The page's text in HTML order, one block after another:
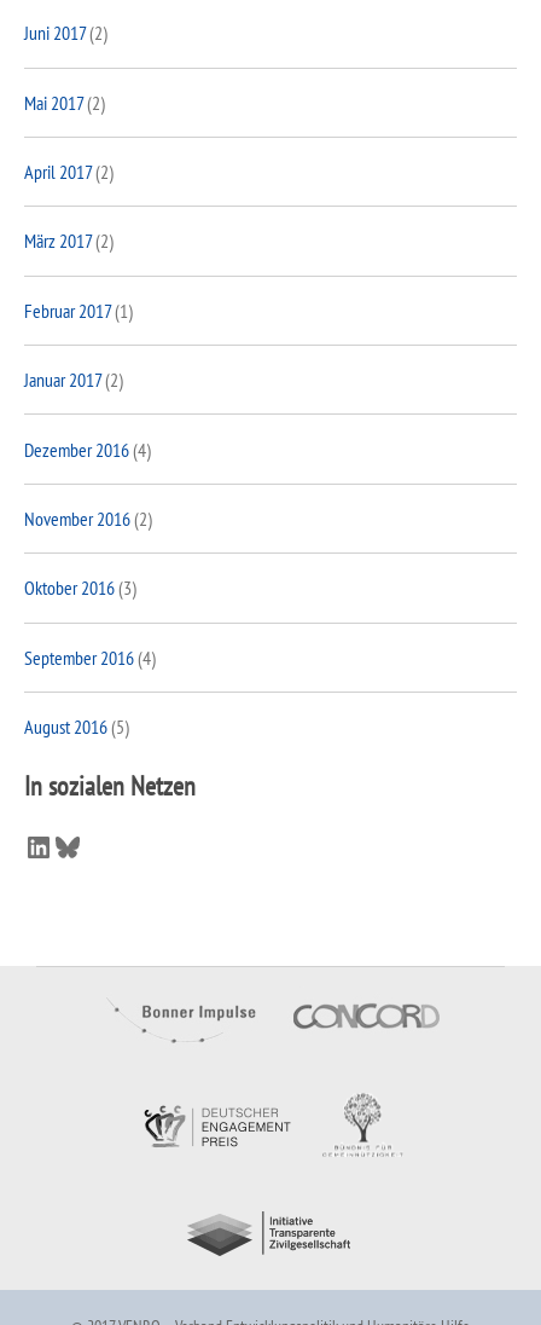
Juni 2017(2)
Mai 2017(2)
April 2017(2)
März 2017(2)
Februar 2017(1)
Januar 2017(2)
Dezember 2016(4)
November 2016(2)
Oktober 2016(3)
September 2016(4)
August 2016(5)
In sozialen Netzen
LinkedIn
Bluesky